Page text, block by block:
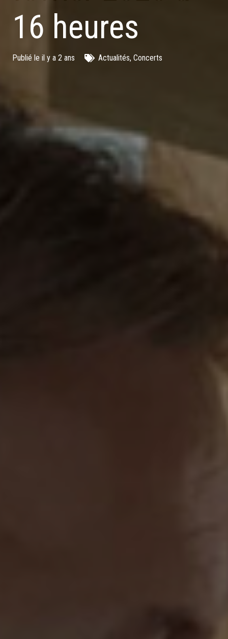
16 heures
Publié le il y a 2 ans Actualités, Concerts